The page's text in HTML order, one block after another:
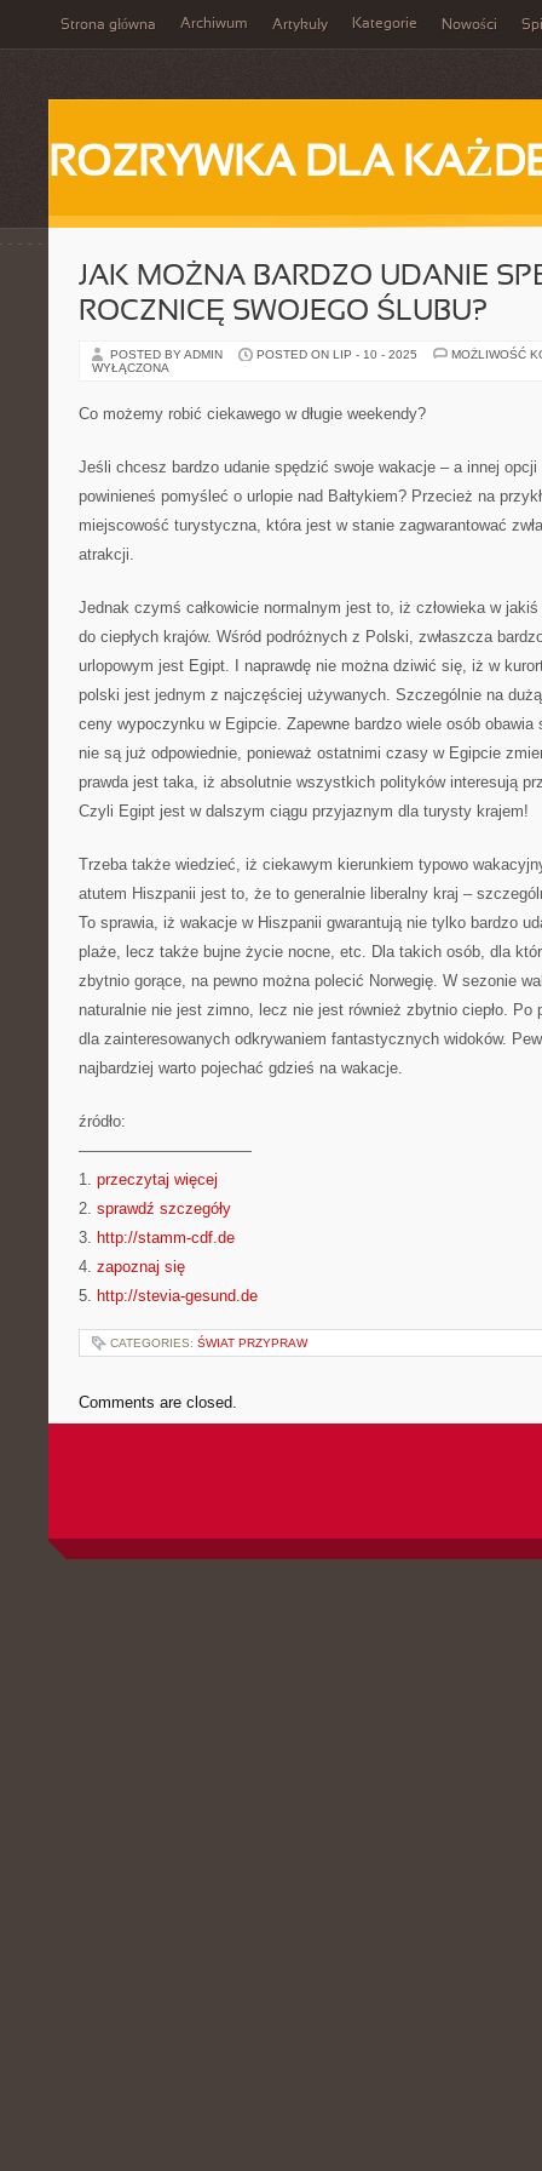
Strona główna Archiwum Artykuły Kategorie Nowości
ROZRYWKA DLA
JAK MOŻNA BARDZO UDANIE
ROCZNICĘ SWOJEGO ŚLUBU?
POSTED BY ADMIN POSTED ON LIP - 10 - 2025
MOŻLIWOŚĆ
WYŁĄCZONA
Co możemy robić ciekawego w długie weekendy?
Jeśli chcesz bardzo udanie spędzić swoje wakacje – a innej
powinieneś pomyśleć o urlopie nad Bałtykiem? Przecież na
miejscowość turystyczna, która jest w stanie zagwarantować
atrakcji.
Jednak czymś całkowicie normalnym jest to, iż człowieka w
do ciepłych krajów. Wśród podróżnych z Polski, zwłaszcza
urlopowym jest Egipt. I naprawdę nie można dziwić się, iż w
polski jest jednym z najczęściej używanych. Szczególnie na
ceny wypoczynku w Egipcie. Zapewne bardzo wiele osób
nie są już odpowiednie, ponieważ ostatnimi czasy w Egipcie
prawda jest taka, iż absolutnie wszystkich polityków interesują
Czyli Egipt jest w dalszym ciągu przyjaznym dla turysty krajem!
Trzeba także wiedzieć, iż ciekawym kierunkiem typowo
atutem Hiszpanii jest to, że to generalnie liberalny kraj –
To sprawia, iż wakacje w Hiszpanii gwarantują nie tylko bardzo
plaże, lecz także bujne życie nocne, etc. Dla takich osób, dla
zbytnio gorące, na pewno można polecić Norwegię. W sezonie
naturalnie nie jest zimno, lecz nie jest również zbytnio ciepło. Po
dla zainteresowanych odkrywaniem fantastycznych widoków.
najbardziej warto pojechać gdzieś na wakacje.
źródło:
———————————
1. przeczytaj więcej
2. sprawdź szczegóły
3. http://stamm-cdf.de
4. zapoznaj się
5. http://stevia-gesund.de
CATEGORIES: ŚWIAT PRZYPRAW
Comments are closed.